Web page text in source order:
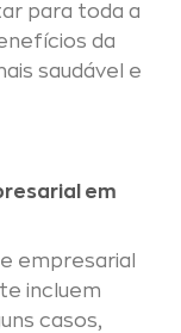
para toda a
da
saudável e
em
empresarial
incluem
casos,